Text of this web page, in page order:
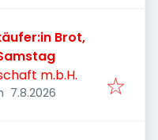
Brot,
m.b.H.
Veröffentlicht
7.8.2026